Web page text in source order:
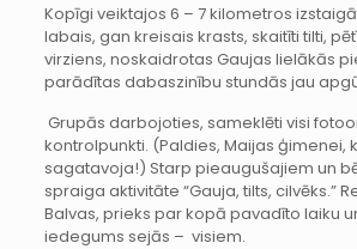
Kopīgi veiktajos 6 – 7 kilometros
labais, gan kreisais krasts, skaitīti tilti,
virziens, noskaidrotas Gaujas lielākās
parādītas dabaszinību stundās jau
Grupās darbojoties, sameklēti visi
kontrolpunkti. (Paldies, Maijas ģimenei,
sagatavoja!) Starp pieaugušajiem un
spraiga aktivitāte “Gauja, tilts, cilvēks.”
Balvas, prieks par kopā pavadīto laiku
iedegums sejās – visiem.